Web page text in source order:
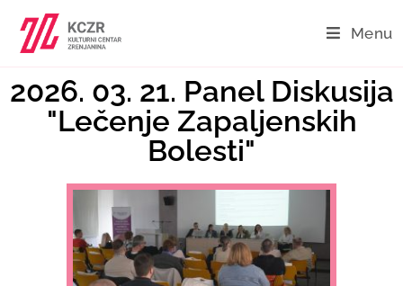
Menu
2026. 03. 21. Panel Diskusija
"Lečenje Zapaljenskih
Bolesti"